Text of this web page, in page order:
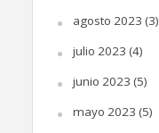
agosto 2023 (3)
julio 2023 (4)
junio 2023 (5)
mayo 2023 (5)